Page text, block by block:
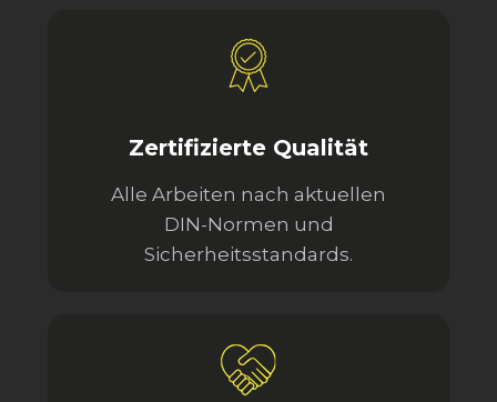
Zertifizierte Qualität
Alle Arbeiten nach aktuellen
DIN-Normen und
Sicherheitsstandards.